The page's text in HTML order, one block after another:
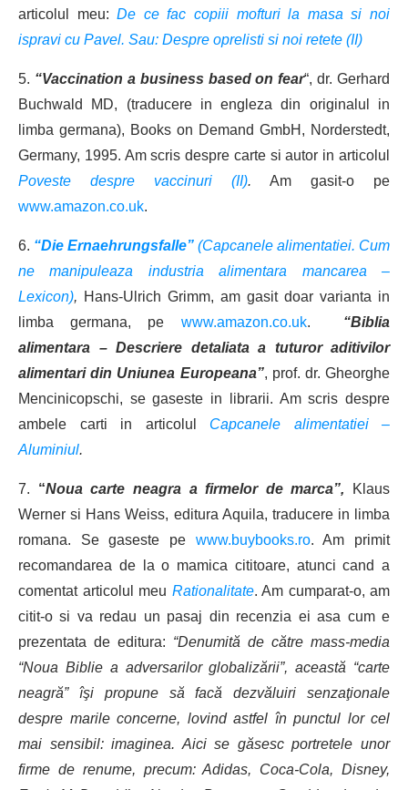
articolul meu:De ce fac copiii mofturi la masa si noi
ispravi cu Pavel. Sau: Despre oprelisti si noi retete (II)
5. “Vaccination a business based on fear“, dr. Gerhard
Buchwald MD, (traducere in engleza din originalul in
limba germana), Books on Demand GmbH, Norderstedt,
Germany, 1995. Am scris despre carte si autor in articolul
Poveste despre vaccinuri (II).Am gasit-o pe
www.amazon.co.uk.
6. “Die Ernaehrungsfalle” (Capcanele alimentatiei. Cum
ne manipuleaza industria alimentara mancarea –
Lexicon), Hans-Ulrich Grimm, am gasit doar varianta in
limba germana, pe www.amazon.co.uk. “Biblia
alimentara – Descriere detaliata a tuturor aditivilor
alimentari din Uniunea Europeana”, prof. dr. Gheorghe
Mencinicopschi, se gaseste in librarii. Am scris despre
ambele carti in articolul Capcanele alimentatiei –
Aluminiul.
7. “Noua carte neagra a firmelor de marca”,
Klaus
Werner si Hans Weiss, editura Aquila, traducere in limba
romana. Se gaseste pe www.buybooks.ro. Am primit
recomandarea de la o mamica cititoare, atunci cand a
comentat articolul meu Rationalitate. Am cumparat-o, am
citit-o si va redau un pasaj din recenzia ei asa cum e
prezentata de editura: “Denumită de către mass-media
“Noua Biblie a adversarilor globalizării”, această “carte
neagră” îşi propune să facă dezvăluiri senzaţionale
despre marile concerne, lovind astfel în punctul lor cel
mai sensibil: imaginea. Aici se găsesc portretele unor
firme de renume, precum: Adidas, Coca-Cola, Disney,